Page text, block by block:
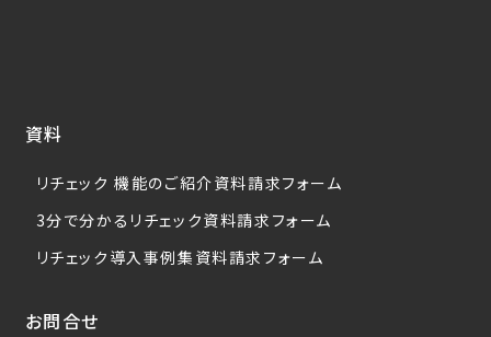
資料
リチェック 機能のご紹介資料請求フォーム
3分で分かるリチェック資料請求フォーム
リチェック導入事例集資料請求フォーム
お問合せ